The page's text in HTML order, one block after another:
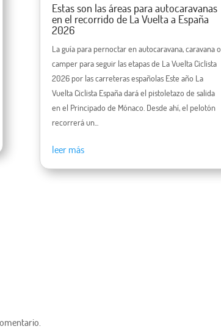
Estas son las áreas para autocaravanas
en el recorrido de La Vuelta a España
2026
La guía para pernoctar en autocaravana, caravana o
camper para seguir las etapas de La Vuelta Ciclista
2026 por las carreteras españolas Este año La
Vuelta Ciclista España dará el pistoletazo de salida
en el Principado de Mónaco. Desde ahí, el pelotón
recorrerá un...
leer más